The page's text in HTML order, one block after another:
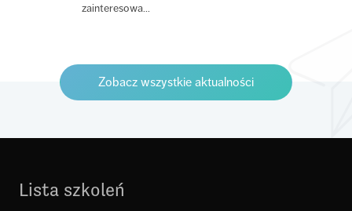
zainteresowa...
Zobacz wszystkie aktualności
Lista szkoleń